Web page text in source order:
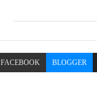
BLOGGER
FACEBOOK